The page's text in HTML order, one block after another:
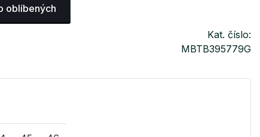
oblíbených
Kat. číslo:
MBTB395779G